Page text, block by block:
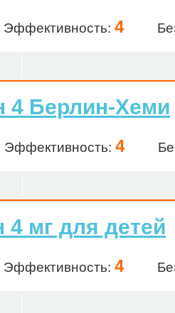
Эффективность: 4
4 Берлин-Хеми
Эффективность: 4
4 мг для детей
Эффективность: 4